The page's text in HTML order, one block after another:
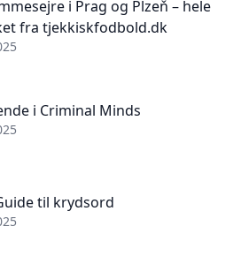
i Prag og Plzeň – hele
fra tjekkiskfodbold.dk
i Criminal Minds
til krydsord